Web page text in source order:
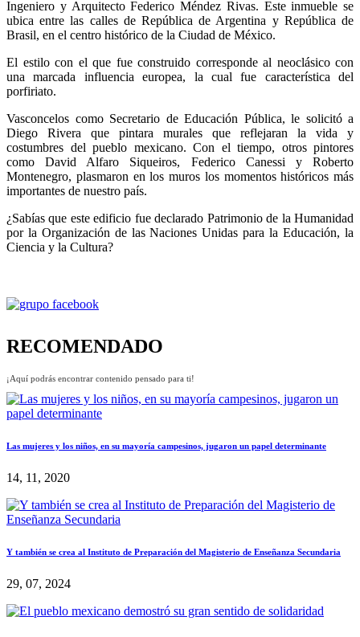
Ingeniero y Arquitecto Federico Méndez Rivas. Este inmueble se
ubica entre las calles de República de Argentina y República de
Brasil, en el centro histórico de la Ciudad de México.
El estilo con el que fue construido corresponde al neoclásico con
una marcada influencia europea, la cual fue característica del
porfiriato.
Vasconcelos como Secretario de Educación Pública, le solicitó a
Diego Rivera que pintara murales que reflejaran la vida y
costumbres del pueblo mexicano. Con el tiempo, otros pintores
como David Alfaro Siqueiros, Federico Canessi y Roberto
Montenegro, plasmaron en los muros los momentos históricos más
importantes de nuestro país.
¿Sabías que este edificio fue declarado Patrimonio de la Humanidad
por la Organización de las Naciones Unidas para la Educación, la
Ciencia y la Cultura?
RECOMENDADO
¡Aquí podrás encontrar contenido pensado para ti!
Las mujeres y los niños, en su mayoría campesinos, jugaron un papel determinante
14, 11, 2020
Y también se crea al Instituto de Preparación del Magisterio de Enseñanza Secundaria
29, 07, 2024